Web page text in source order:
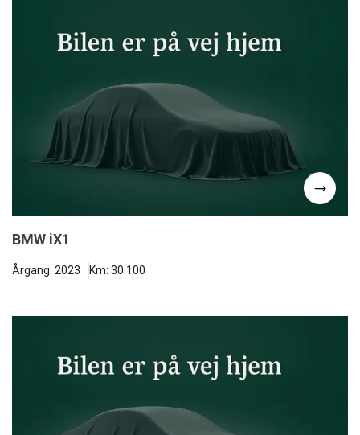
BMW iX1
Årgang: 2023 Km: 30.100